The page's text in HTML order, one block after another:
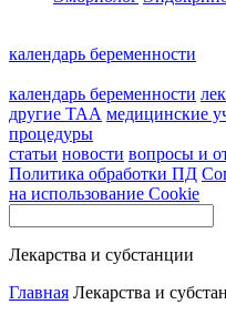
календарь беременности
календарь беременности
другие ТАА медицинские
процедуры
статьи новости вопросы и
Политика обработки ПД
на использование Cookie
Лекарства и субстанции
Главная Лекарства и